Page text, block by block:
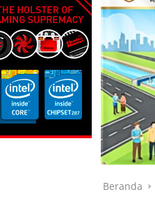
Beranda